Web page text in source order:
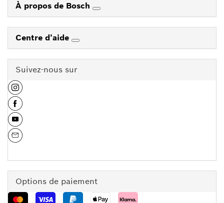
À propos de Bosch
Centre d’aide
Suivez-nous sur
Options de paiement